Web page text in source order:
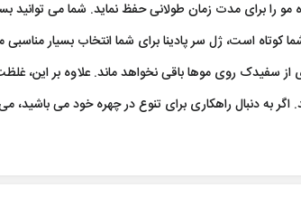
برای مدت زمان طولانی حفظ نماید. شما می توانید
است، ژل سر پادینا برای شما انتخاب بسیار مناسبی
از سفیدک روی موها باقی نخواهد ماند. علاوه بر این،
به دنبال راهکاری برای تنوع در چهره خود می باشید، می